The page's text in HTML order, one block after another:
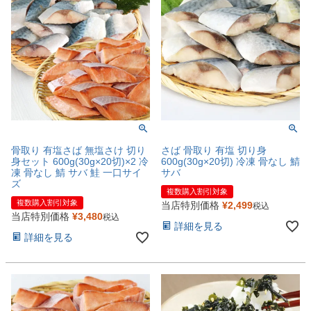
骨取り 有塩さば 無塩さけ 切り
身セット 600g(30g×20切)×2 冷
凍 骨なし 鯖 サバ 鮭 一口サイ
ズ
複数購入割引対象
当店特別価格 ¥3,480税込
詳細を見る
さば 骨取り 有塩 切り身
600g(30g×20切) 冷凍 骨なし 鯖
サバ
複数購入割引対象
当店特別価格 ¥2,499税込
詳細を見る